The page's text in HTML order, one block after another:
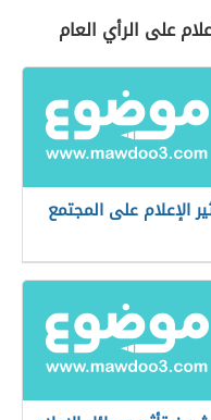
على الرأي العام
الإعلام على المجتمع